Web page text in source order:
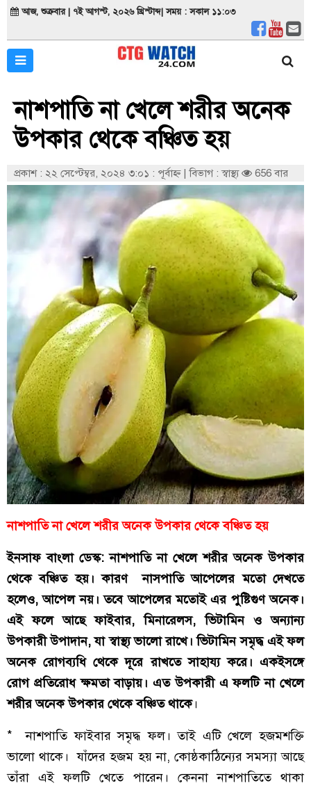
আজ, শুক্রবার | ৭ই আগস্ট, ২০২৬ খ্রিস্টাব্দ| সময় : সকাল ১১:০৩
নাশপাতি না খেলে শরীর অনেক
উপকার থেকে বঞ্চিত হয়
প্রকাশ : ২২ সেপ্টেম্বর, ২০২৪ ৩:০১ : পূর্বাহ্ণ |বিভাগ : স্বাস্থ্য 656 বার
নাশপাতি না খেলে শরীর অনেক উপকার থেকে বঞ্চিত হয়
ইনসাফ বাংলা ডেস্ক: নাশপাতি না খেলে শরীর অনেক উপকার
থেকে বঞ্চিত হয়। কারণ নাসপাতি আপেলের মতো দেখতে
হলেও, আপেল নয়। তবে আপেলের মতোই এর পুষ্টিগুণ অনেক।
এই ফলে আছে ফাইবার, মিনারেলস, ভিটামিন ও অন্যান্য
উপকারী উপাদান, যা স্বাস্থ্য ভালো রাখে। ভিটামিন সমৃদ্ধ এই ফল
অনেক রোগব্যধি থেকে দূরে রাখতে সাহায্য করে। একইসঙ্গে
রোগ প্রতিরোধ ক্ষমতা বাড়ায়। এত উপকারী এ ফলটি না খেলে
শরীর অনেক উপকার থেকে বঞ্চিত থাকে।
* নাশপাতি ফাইবার সমৃদ্ধ ফল। তাই এটি খেলে হজমশক্তি
ভালো থাকে। যাঁদের হজম হয় না, কোষ্ঠকাঠিন্যের সমস্যা আছে
তাঁরা এই ফলটি খেতে পারেন। কেননা নাশপাতিতে থাকা